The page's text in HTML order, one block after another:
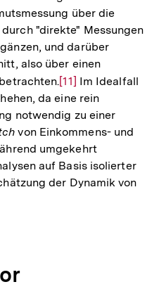
über die
"direkte" Messungen
und darüber
also über einen
Zur
Auflösung
der
Fußnote
[11] Im Idealfall
da eine rein
notwendig zu einer
von Einkommens- und
umgekehrt
auf Basis isolierter
der Dynamik von